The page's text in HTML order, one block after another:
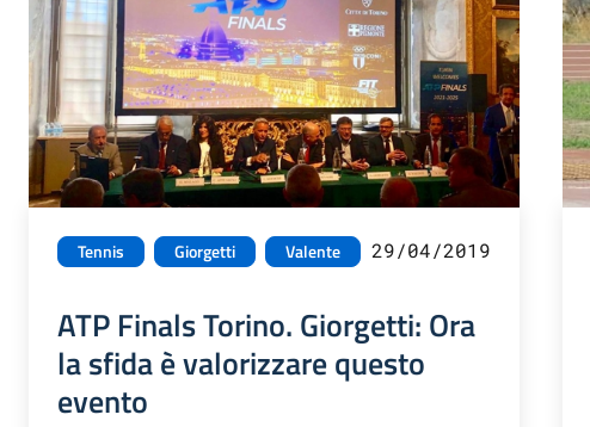
Tennis Giorgetti Valente 29/04/2019
ATP Finals Torino. Giorgetti: Ora
la sfida è valorizzare questo
evento